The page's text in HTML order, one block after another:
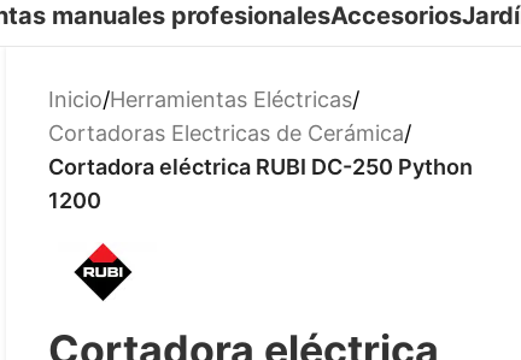
manuales profesionalesAccesorios
Inicio/Herramientas Eléctricas/
Cortadoras Electricas de Cerámica/
Cortadora eléctrica RUBI DC-250 Python
1200
Cortadora eléctrica